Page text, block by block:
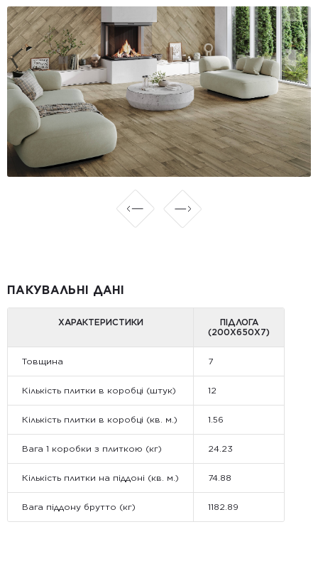
ПАКУВАЛЬНІ ДАНІ
ХАРАКТЕРИСТИКИ
ПІДЛОГА
(200Х650X7)
Товщина 7
Кількість плитки в коробці (штук) 12
Кількість плитки в коробці (кв. м.) 1.56
Вага 1 коробки з плиткою (кг) 24.23
Кількість плитки на піддоні (кв. м.) 74.88
Вага піддону брутто (кг) 1182.89